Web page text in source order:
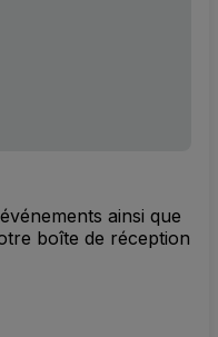
ainsi que
boîte de réception